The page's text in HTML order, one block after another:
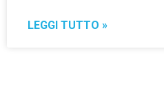
LEGGI TUTTO »